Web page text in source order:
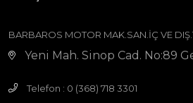
BARBAROS MOTOR MAK.SAN.İÇ VE
Yeni Mah. Sinop Cad. No:89
Telefon : 0 (368) 718 3301